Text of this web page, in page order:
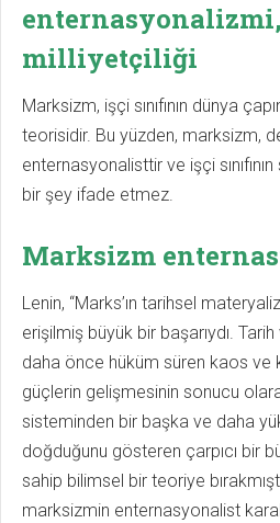
enternasyonalizmi,
milliyetçiliği
Marksizm, işçi sınıfının dünya
teorisidir. Bu yüzden, marksizm,
enternasyonalisttir ve işçi sınıfının
bir şey ifade etmez.
Marksizm
Lenin, “Marks’ın tarihsel
erişilmiş büyük bir başarıydı.
daha önce hüküm süren kaos ve
güçlerin gelişmesinin sonucu
sisteminden bir başka ve daha
doğduğunu gösteren çarpıcı bir
sahip bilimsel bir teoriye
marksizmin enternasyonalist